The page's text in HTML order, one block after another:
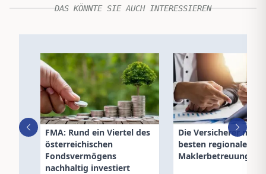
DAS KÖNNTE SIE AUCH INTERESSIEREN
FMA: Rund ein Viertel des
österreichischen
Fondsvermögens
nachhaltig investiert
Die Versicherer mit
besten regionalen
Maklerbetreuung